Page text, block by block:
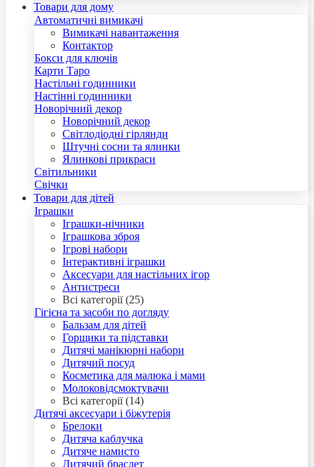
Товари для дому
Автоматичні вимикачі
Вимикачі навантаження
Контактор
Бокси для ключів
Карти Таро
Настільні годинники
Настінні годинники
Новорічний декор
Новорічний декор
Світлодіодні гірлянди
Штучні сосни та ялинки
Ялинкові прикраси
Світильники
Свічки
Товари для дітей
Іграшки
Іграшки-нічники
Іграшкова зброя
Ігрові набори
Інтерактивні іграшки
Аксесуари для настільних ігор
Антистреси
Всі категорії (25)
Гігієна та засоби по догляду
Бальзам для дітей
Горщики та підставки
Дитячі манікюрні набори
Дитячий посуд
Косметика для малюка і мами
Молоковідсмоктувачи
Всі категорії (14)
Дитячі аксесуари і біжутерія
Брелоки
Дитяча каблучка
Дитяче намисто
Дитячий браслет